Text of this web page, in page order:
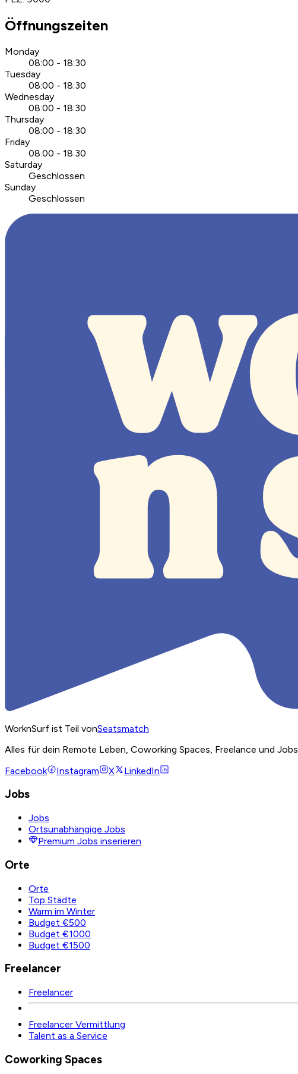
Öffnungszeiten
Monday
08:00 - 18:30
Tuesday
08:00 - 18:30
Wednesday
08:00 - 18:30
Thursday
08:00 - 18:30
Friday
08:00 - 18:30
Saturday
Geschlossen
Sunday
Geschlossen
WorknSurf ist Teil vonSeatsmatch
Alles für dein Remote Leben, Coworking Spaces, Freelance und Jobs.
Facebook
Instagram X LinkedIn
Jobs
Jobs
Ortsunabhängige Jobs
Premium Jobs inserieren
Orte
Orte
Top Städte
Warm im Winter
Budget €500
Budget €1000
Budget €1500
Freelancer
Freelancer
Freelancer Vermittlung
Talent as a Service
Coworking Spaces